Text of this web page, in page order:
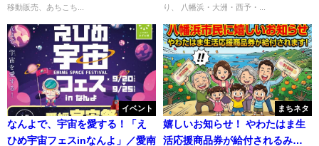
移動販売、あちこち...
り、 八幡浜・大洲・西予・...
イベント
なんよで、宇宙を愛する！「え
ひめ宇宙フェスinなんよ」／愛南
まちネタ
嬉しいお知らせ！ やわたはま生
活応援商品券が給付されるみた